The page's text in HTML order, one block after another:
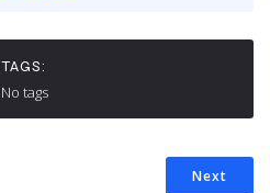
TAGS:
No tags
Next